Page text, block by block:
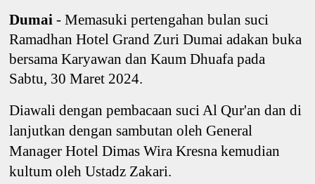
Dumai - Memasuki pertengahan bulan suci
Ramadhan Hotel Grand Zuri Dumai adakan buka
bersama Karyawan dan Kaum Dhuafa pada
Sabtu, 30 Maret 2024.
Diawali dengan pembacaan suci Al Qur'an dan di
lanjutkan dengan sambutan oleh General
Manager Hotel Dimas Wira Kresna kemudian
kultum oleh Ustadz Zakari.